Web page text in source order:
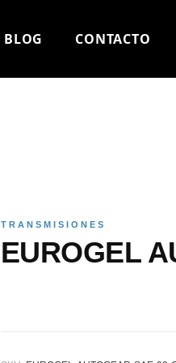
BLOG CONTACTO
TRANSMISIONES
EUROGEL